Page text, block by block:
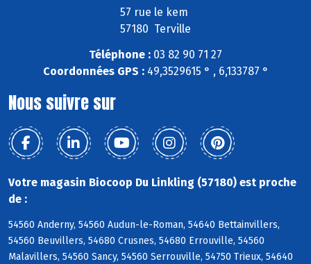
57 rue le kem
57180 Terville
Téléphone : 03 82 90 71 27
Coordonnées GPS :49,3529615 ° , 6,133787 °
Nous suivre sur
Votre magasin Biocoop Du Linkling (57180) est proche
de :
54560 Anderny, 54560 Audun-le-Roman, 54640 Bettainvillers,
54560 Beuvillers, 54680 Crusnes, 54680 Errouville, 54560
Malavillers, 54560 Sancy, 54560 Serrouville, 54750 Trieux, 54640